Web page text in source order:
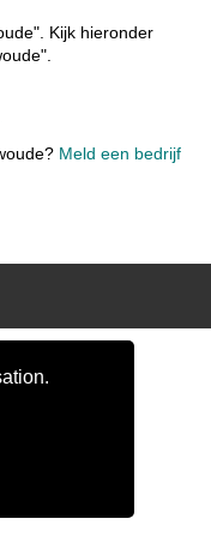
Kijk hieronder
Meld een bedrijf